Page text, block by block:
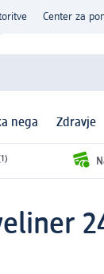
Center za
nega Zdravje